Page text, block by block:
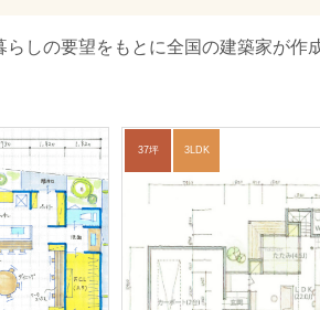
しの要望をもとに全国の建築家が
37坪 3LDK